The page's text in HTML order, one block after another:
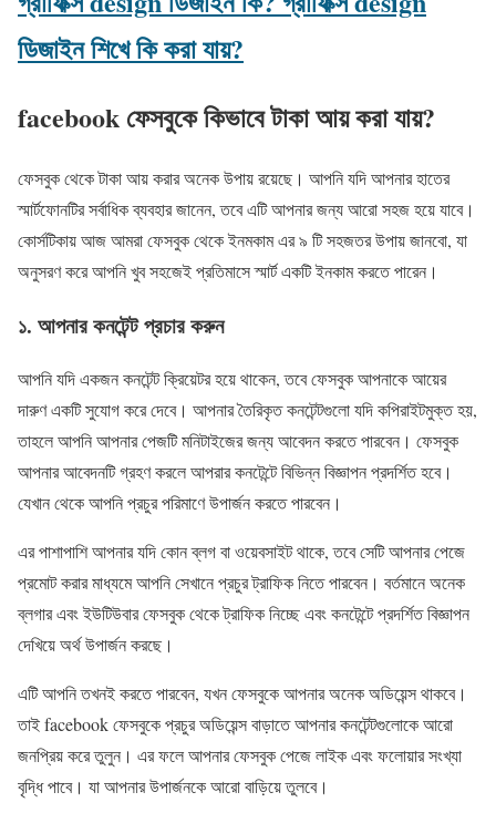
ডিজাইন শিখে কি করা যায়?
facebook ফেসবুকে কিভাবে টাকা আয় করা যায়?
ফেসবুক থেকে টাকা আয় করার অনেক উপায় রয়েছে। আপনি যদি আপনার হাতের
স্মার্টফোনটির সর্বাধিক ব্যবহার জানেন, তবে এটি আপনার জন্য আরো সহজ হয়ে যাবে।
কোর্সটিকায় আজ আমরা ফেসবুক থেকে ইনমকাম এর ৯ টি সহজতর উপায় জানবো, যা
অনুসরণ করে আপনি খুব সহজেই প্রতিমাসে স্মার্ট একটি ইনকাম করতে পারেন।
১. আপনার কনটেন্ট প্রচার করুন
আপনি যদি একজন কনটেন্ট ক্রিয়েটর হয়ে থাকেন, তবে ফেসবুক আপনাকে আয়ের
দারুণ একটি সুযোগ করে দেবে। আপনার তৈরিকৃত কনটেন্টগুলো যদি কপিরাইটমুক্ত হয়,
তাহলে আপনি আপনার পেজটি মনিটাইজের জন্য আবেদন করতে পারবেন। ফেসবুক
আপনার আবেদনটি গ্রহণ করলে আপরার কনটেন্টে বিভিন্ন বিজ্ঞাপন প্রদর্শিত হবে।
যেখান থেকে আপনি প্রচুর পরিমাণে উপার্জন করতে পারবেন।
এর পাশাপাশি আপনার যদি কোন ব্লগ বা ওয়েবসাইট থাকে, তবে সেটি আপনার পেজে
প্রমোট করার মাধ্যমে আপনি সেখানে প্রচুর ট্রাফিক নিতে পারবেন। বর্তমানে অনেক
ব্লগার এবং ইউটিউবার ফেসবুক থেকে ট্রাফিক নিচ্ছে এবং কনটেন্টে প্রদর্শিত বিজ্ঞাপন
দেখিয়ে অর্থ উপার্জন করছে।
এটি আপনি তখনই করতে পারবেন, যখন ফেসবুকে আপনার অনেক অডিয়েন্স থাকবে।
তাই facebook ফেসবুকে প্রচুর অডিয়েন্স বাড়াতে আপনার কনটেন্টগুলোকে আরো
জনপ্রিয় করে তুলুন। এর ফলে আপনার ফেসবুক পেজে লাইক এবং ফলোয়ার সংখ্যা
বৃদ্ধি পাবে। যা আপনার উপার্জনকে আরো বাড়িয়ে তুলবে।